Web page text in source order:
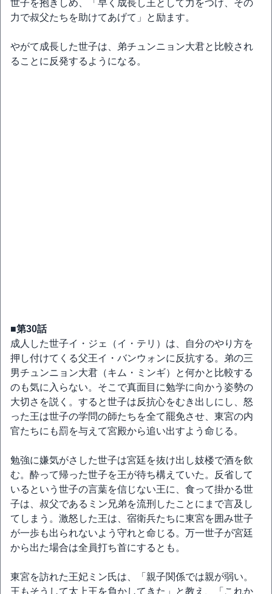
世子を抱きしめ、「早く成長し王として力をつけ、その
力で叔父たちを助けてあげて」と励ます。
やがて成長した世子は、弟チュンニョン大君と比較され
ることに反発するようになる。
■第30話
成人した世子イ・ジェ（イ・テリ）は、自分のやり方を
押し付けてくる父王イ・バンウォンに反抗する。弟の三
男チュンニョン大君（キム・ミンギ）と何かと比較する
のも気に入らない。そこで真面目に勉学に向かう姿勢の
大切さを説く。すると世子は反抗心をむき出しにし、怒
った王は世子の学問の師たちを全て罷免させ、東宮の内
官たちにも罰を与えて宮殿から追い出すよう命じる。
勉強に嫌気がさした世子は宮廷を抜け出し妓楼で酒を飲
む。酔って帰った世子を王が待ち構えていた。反省して
いるという世子の言葉を信じない王に、食って掛かる世
子は、叔父であるミン兄弟を流刑したことにまで言及し
てしまう。激怒した王は、宿衛兵たちに東宮を囲み世子
が一歩も出られないよう守れと命じる。万一世子が宮廷
から出た場合は全員打ち首にするとも。
東宮を訪れた王妃ミン氏は、「親子関係では親が弱い。
王もそうして太上王を負かしてきた」と教え、「これか